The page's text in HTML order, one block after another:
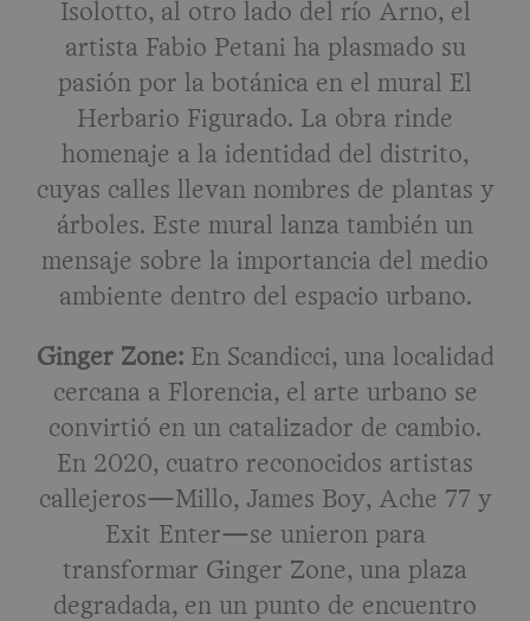
Isolotto, al otro lado del río Arno, el
artista Fabio Petani ha plasmado su
pasión por la botánica en el mural El
Herbario Figurado. La obra rinde
homenaje a la identidad del distrito,
cuyas calles llevan nombres de plantas y
árboles. Este mural lanza también un
mensaje sobre la importancia del medio
ambiente dentro del espacio urbano.
Ginger Zone:En Scandicci, una localidad
cercana a Florencia, el arte urbano se
convirtió en un catalizador de cambio.
En 2020, cuatro reconocidos artistas
callejeros—Millo, James Boy, Ache 77 y
Exit Enter—se unieron para
transformar Ginger Zone, una plaza
degradada, en un punto de encuentro